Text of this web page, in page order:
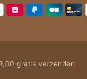
gratis verzenden